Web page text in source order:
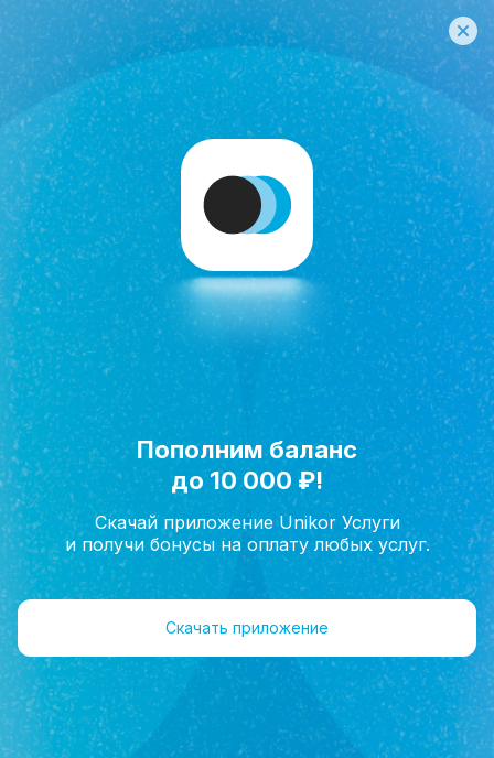
Исполнить мечту!
Главная
Обмен недвижимости
Как можно обменять квартиру на дом?
Пополним баланс
до 10 000 ₽!
Скачай приложение Unikor Услуги
и получи бонусы на оплату любых услуг.
Скачать приложение